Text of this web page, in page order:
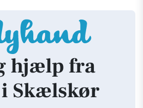
hjælp fra
Skælskør